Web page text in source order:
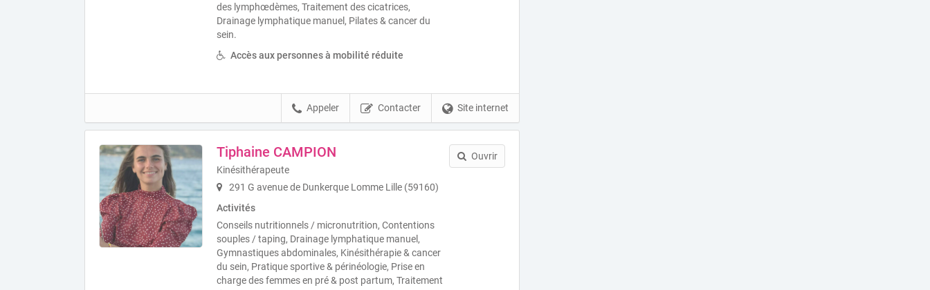
des lymphœdèmes, Traitement des cicatrices,
Drainage lymphatique manuel, Pilates & cancer du
sein.
Accès aux personnes à mobilité réduite
Site internet
Contacter
Appeler
Tiphaine CAMPION
Kinésithérapeute
291 G avenue de Dunkerque Lomme Lille (59160)
Activités
Conseils nutritionnels / micronutrition, Contentions
souples / taping, Drainage lymphatique manuel,
Gymnastiques abdominales, Kinésithérapie & cancer
du sein, Pratique sportive & périnéologie, Prise en
charge des femmes en pré & post partum, Traitement
Ouvrir